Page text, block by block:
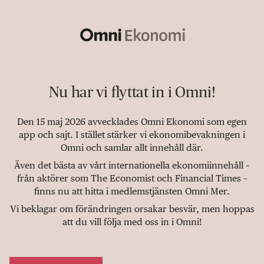
Nu har vi flyttat in i Omni!
Den 15 maj 2026 avvecklades Omni Ekonomi som egen
app och sajt. I stället stärker vi ekonomibevakningen i
Omni och samlar allt innehåll där.
Även det bästa av vårt internationella ekonomiinnehåll –
från aktörer som The Economist och Financial Times –
finns nu att hitta i medlemstjänsten Omni Mer.
Vi beklagar om förändringen orsakar besvär, men hoppas
att du vill följa med oss in i Omni!